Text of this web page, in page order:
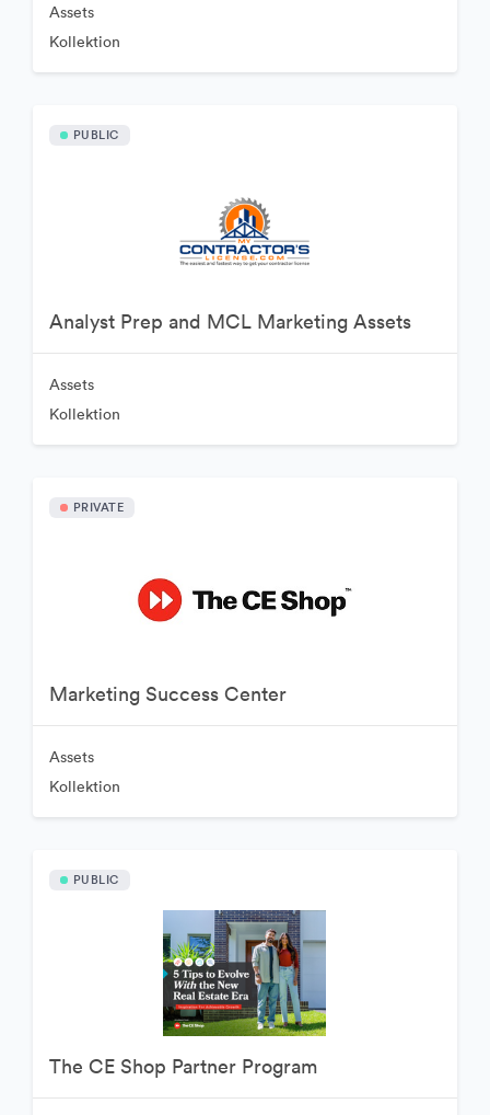
Assets
Kollektion
PUBLIC
Analyst Prep and MCL Marketing Assets
Assets
Kollektion
PRIVATE
Marketing Success Center
Assets
Kollektion
PUBLIC
The CE Shop Partner Program